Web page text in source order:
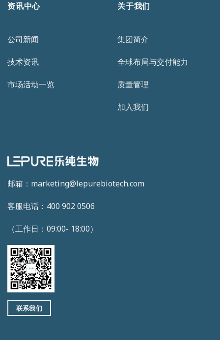
邮箱：marketing@lepurebiotech.com
客服电话：400 902 0506
（工作日：09:00- 18:00）
联系我们
资讯中心
公司新闻
技术资讯
市场活动一览
关于我们
集团简介
全球布局与交付能力
质量管理
加入我们